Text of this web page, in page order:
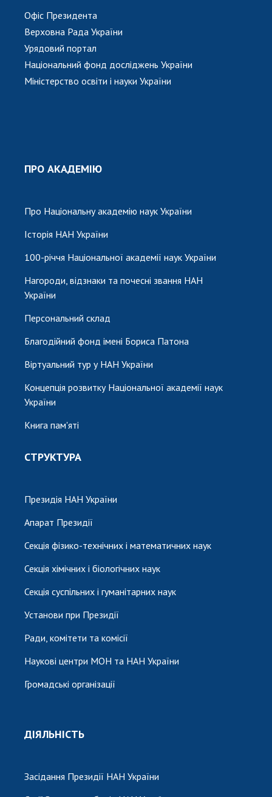
Офіс Президента
Верховна Рада України
Урядовий портал
Національний фонд досліджень України
Міністерство освіти і науки України
ПРО АКАДЕМІЮ
Про Національну академію наук України
Історія НАН України
100-річчя Національної академії наук України
Нагороди, відзнаки та почесні звання НАН
України
Персональний склад
Благодійний фонд імені Бориса Патона
Віртуальний тур у НАН України
Концепція розвитку Національної академії наук
України
Книга пам'яті
СТРУКТУРА
Президія НАН України
Апарат Президії
Секція фізико-технічних і математичних наук
Секція хімічних і біологічних наук
Секція суспільних і гуманітарних наук
Установи при Президії
Ради, комітети та комісії
Наукові центри МОН та НАН України
Громадські організації
ДІЯЛЬНІСТЬ
Засідання Президії НАН України